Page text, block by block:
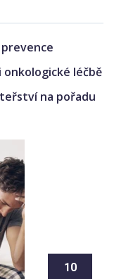
léčbě
na pořadu
10